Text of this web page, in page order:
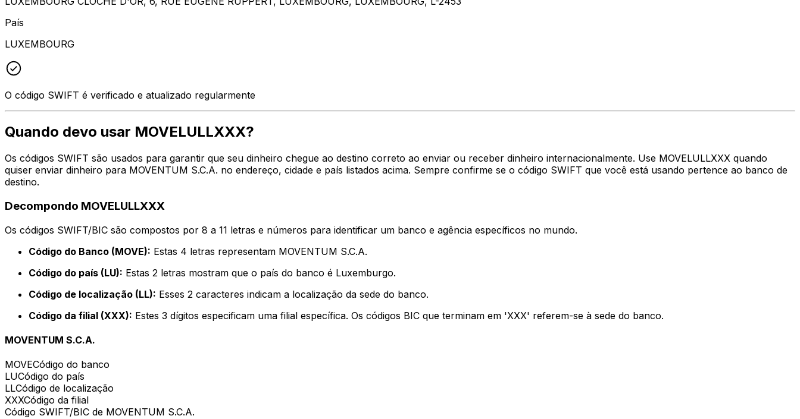
País
LUXEMBOURG
O código SWIFT é verificado e atualizado regularmente
Quando devo usar MOVELULLXXX?
Os códigos SWIFT são usados para garantir que seu dinheiro chegue ao destino correto ao enviar ou receber dinheiro internacionalmente. Use MOVELULLXXX quando
quiser enviar dinheiro para MOVENTUM S.C.A. no endereço, cidade e país listados acima. Sempre confirme se o código SWIFT que você está usando pertence ao banco de
destino.
Decompondo MOVELULLXXX
Os códigos SWIFT/BIC são compostos por 8 a 11 letras e números para identificar um banco e agência específicos no mundo.
Código do Banco (MOVE): Estas 4 letras representam MOVENTUM S.C.A.
Código do país (LU): Estas 2 letras mostram que o país do banco é Luxemburgo.
Código de localização (LL): Esses 2 caracteres indicam a localização da sede do banco.
Código da filial (XXX): Estes 3 dígitos especificam uma filial específica. Os códigos BIC que terminam em 'XXX' referem-se à sede do banco.
MOVENTUM S.C.A.
MOVECódigo do banco
LUCódigo do país
LLCódigo de localização
XXXCódigo da filial
Código SWIFT/BIC de MOVENTUM S.C.A.